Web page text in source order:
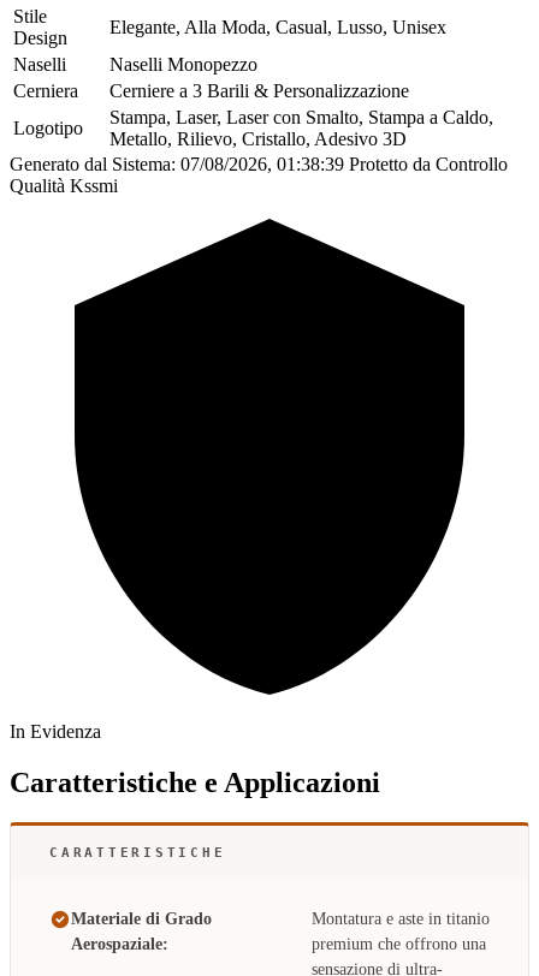
Stile
Design
Elegante, Alla Moda, Casual, Lusso, Unisex
Naselli
Naselli Monopezzo
Cerniera
Cerniere a 3 Barili & Personalizzazione
Logotipo
Stampa, Laser, Laser con Smalto, Stampa a Caldo,
Metallo, Rilievo, Cristallo, Adesivo 3D
Generato dal Sistema: 07/08/2026, 01:38:39 Protetto da Controllo
Qualità Kssmi
In Evidenza
Caratteristiche e Applicazioni
CARATTERISTICHE
Materiale di Grado
Aerospaziale:
Montatura e aste in titanio
premium che offrono una
sensazione di ultra-